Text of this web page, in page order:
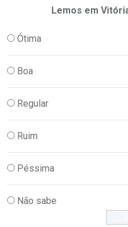
Lemos em
Ótima
Boa
Regular
Ruim
Péssima
Não sabe